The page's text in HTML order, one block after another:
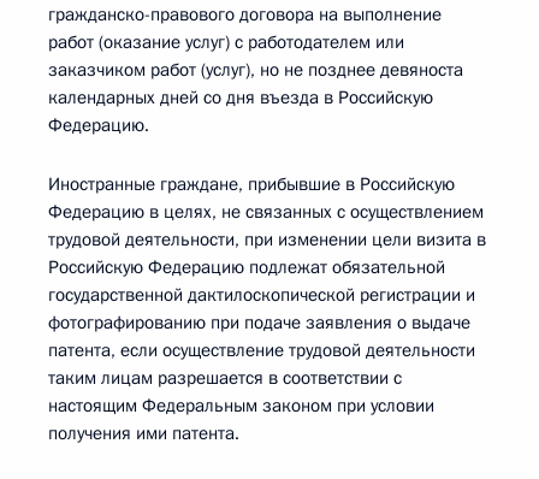
гражданско-правового договора на выполнение
работ (оказание услуг) с работодателем или
заказчиком работ (услуг), но не позднее девяноста
календарных дней со дня въезда в Российскую
Федерацию.
Иностранные граждане, прибывшие в Российскую
Федерацию в целях, не связанных с осуществлением
трудовой деятельности, при изменении цели визита в
Российскую Федерацию подлежат обязательной
государственной дактилоскопической регистрации и
фотографированию при подаче заявления о выдаче
патента, если осуществление трудовой деятельности
таким лицам разрешается в соответствии с
настоящим Федеральным законом при условии
получения ими патента.